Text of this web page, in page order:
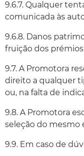
9.6.7. Qualquer
comunicada às
9.6.8. Danos
fruição dos
9.7. A Promotora
direito a qualquer
ou, na falta de
9.8. A Promotora
seleção do mesmo
9.9. Em caso de